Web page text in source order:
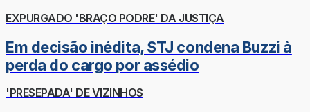
EXPURGADO 'BRAÇO PODRE' DA JUSTIÇA
Em decisão inédita, STJ condena Buzzi à
perda do cargo por assédio
'PRESEPADA' DE VIZINHOS